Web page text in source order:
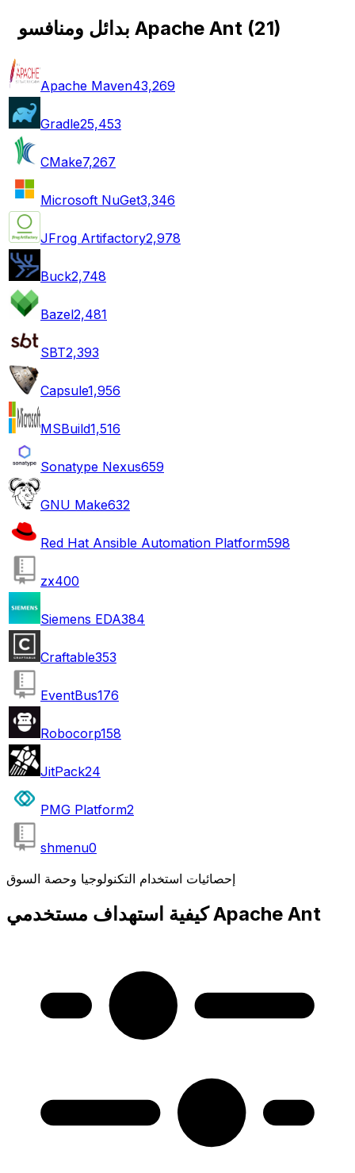
بدائل ومنافسو Apache Ant(21)
Apache Maven43,269
Gradle25,453
CMake7,267
Microsoft NuGet3,346
JFrog Artifactory2,978
Buck2,748
Bazel2,481
SBT2,393
Capsule1,956
MSBuild1,516
Sonatype Nexus659
GNU Make632
Red Hat Ansible Automation Platform598
zx400
Siemens EDA384
Craftable353
EventBus176
Robocorp158
JitPack24
PMG Platform2
shmenu0
إحصائيات استخدام التكنولوجيا وحصة السوق
كيفية استهداف مستخدمي Apache Ant